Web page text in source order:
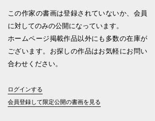
この作家の書画は登録されていないか、会員
に対してのみの公開になっています。
ホームページ掲載作品以外にも多数の在庫が
ございます。お探しの作品はお気軽にお問い
合わせください。
ログインする
会員登録して限定公開の書画を見る